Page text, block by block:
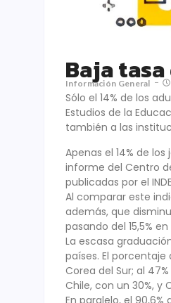
Baja
Información General
Sólo el 14% de los
Estudios de la
también a las
Apenas el 14% de
informe del Centro
publicadas por el
Al comparar este
además, que
pasando del 15,5% en
La escasa
países. El
Corea del Sur; al
Chile, con un 30%, y
En paralelo, el